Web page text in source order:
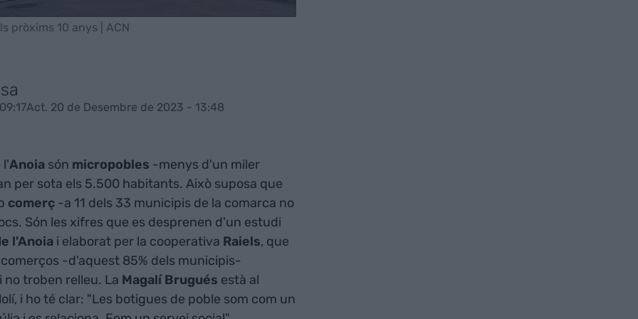
pròxims 10 anys | ACN
Act. 20 de Desembre de 2023 - 13:48
l'Anoiasón micropobles -menys d'un miler
per sota els 5.500 habitants. Això suposa que
comerç-a 11 dels 33 municipis de la comarca no
Són les xifres que es desprenen d'un estudi
l'Anoiai elaborat per la cooperativa Raiels, que
-d'aquest 85% dels municipis-
no troben relleu. La Magalí Brugués està al
i ho té clar: "Les botigues de poble som com un